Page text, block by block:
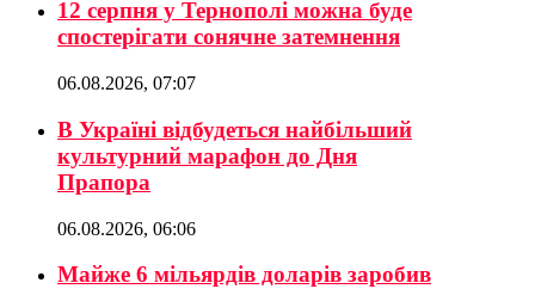
12 серпня у Тернополі можна буде
спостерігати сонячне затемнення
06.08.2026, 07:07
В Україні відбудеться найбільший
культурний марафон до Дня
Прапора
06.08.2026, 06:06
Майже 6 мільярдів доларів заробив